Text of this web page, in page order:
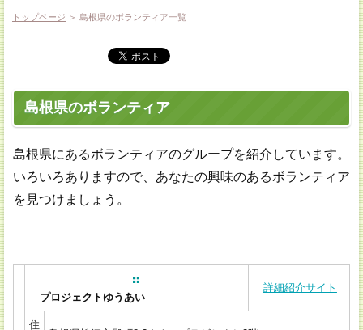
トップページ ＞ 島根県のボランティア一覧
島根県のボランティア
島根県にあるボランティアのグループを紹介しています。
いろいろありますので、あなたの興味のあるボランティア
を見つけましょう。
プロジェクトゆうあい
詳細紹介サイト
住